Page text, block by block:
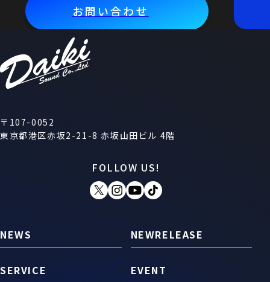
お問い合わせ
〒107-0052
東京都港区赤坂2-21-8 赤坂山田ビル 4階
FOLLOW US!
NEWS
SERVICE
NEWRELEASE
EVENT